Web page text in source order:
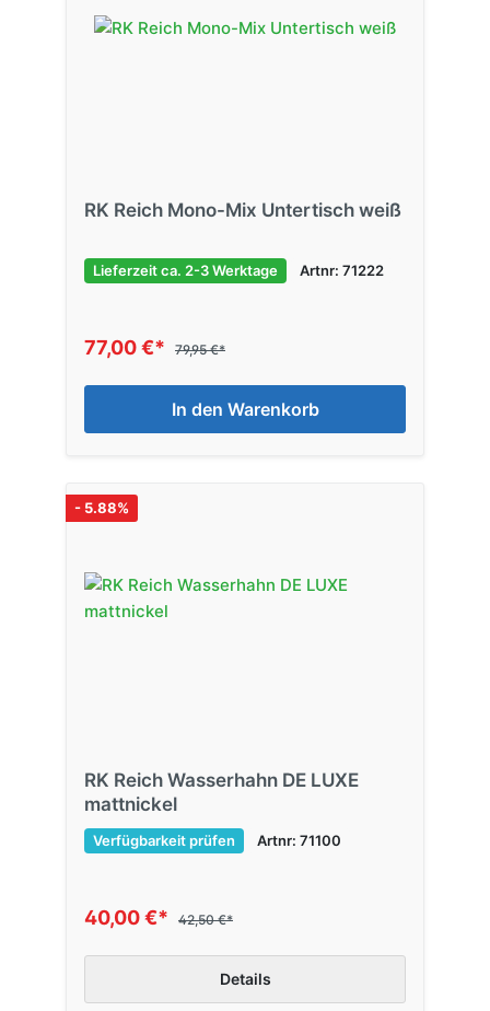
RK Reich Mono-Mix Untertisch weiß
Lieferzeit ca. 2-3 Werktage Artnr: 71222
77,00 €* 79,95 €*
In den Warenkorb
- 5.88%
RK Reich Wasserhahn DE LUXE
mattnickel
Verfügbarkeit prüfen Artnr: 71100
40,00 €* 42,50 €*
Details